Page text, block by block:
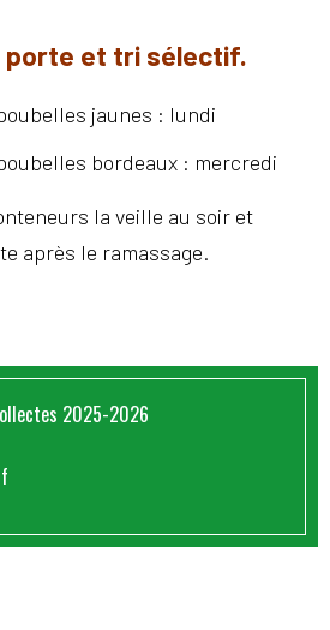
porte et tri sélectif.
jaunes : lundi
bordeaux : mercredi
la veille au soir et
après le ramassage.
2025-2026